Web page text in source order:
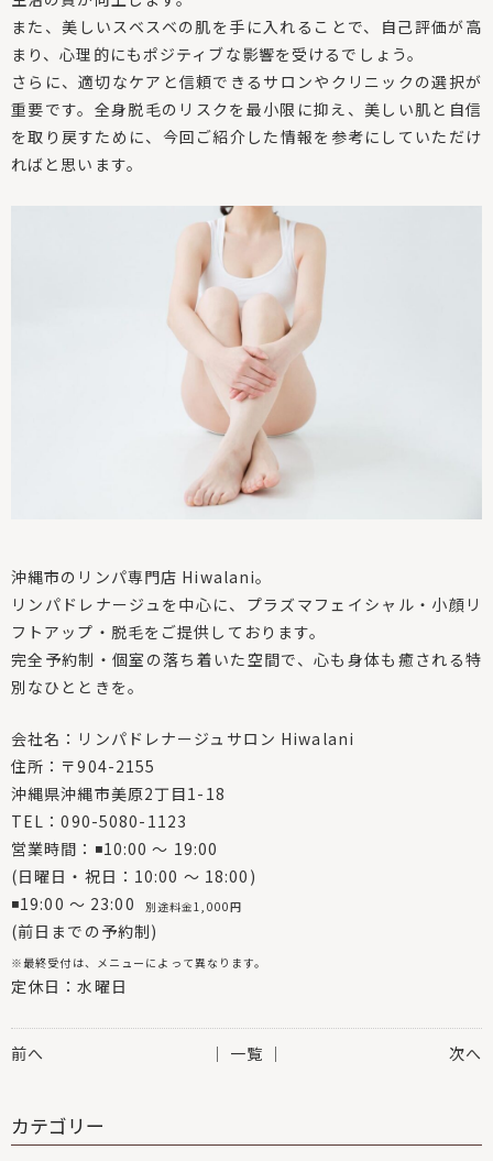
また、美しいスベスベの肌を手に入れることで、自己評価が高
まり、心理的にもポジティブな影響を受けるでしょう。
さらに、適切なケアと信頼できるサロンやクリニックの選択が
重要です。全身脱毛のリスクを最小限に抑え、美しい肌と自信
を取り戻すために、今回ご紹介した情報を参考にしていただけ
ればと思います。
沖縄市のリンパ専門店 Hiwalani。
リンパドレナージュを中心に、プラズマフェイシャル・小顔リ
フトアップ・脱毛をご提供しております。
完全予約制・個室の落ち着いた空間で、心も身体も癒される特
別なひとときを。
会社名：リンパドレナージュサロン Hiwalani
住所：〒904-2155
沖縄県沖縄市美原2丁目1-18
TEL：090-5080-1123
営業時間：◾10:00 〜 19:00
(日曜日・祝日：10:00 〜 18:00)
◾19:00 〜 23:00
別途料金1,000円
(前日までの予約制)
※最終受付は、メニューによって異なります。
定休日：水曜日
前へ 次へ
│ 一覧 │
カテゴリー